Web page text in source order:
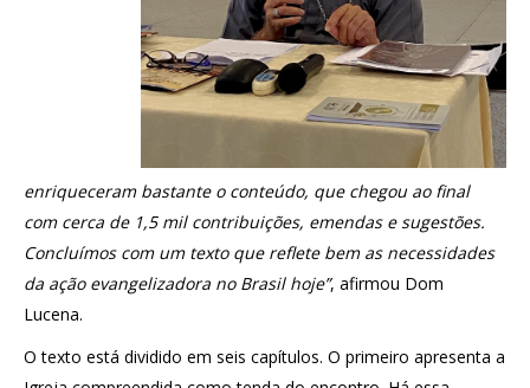
enriqueceram bastante o conteúdo, que chegou ao final
com cerca de 1,5 mil contribuições, emendas e sugestões.
Concluímos com um texto que reflete bem as necessidades
da ação evangelizadora no Brasil hoje”, afirmou Dom
Lucena.
O texto está dividido em seis capítulos. O primeiro apresenta a